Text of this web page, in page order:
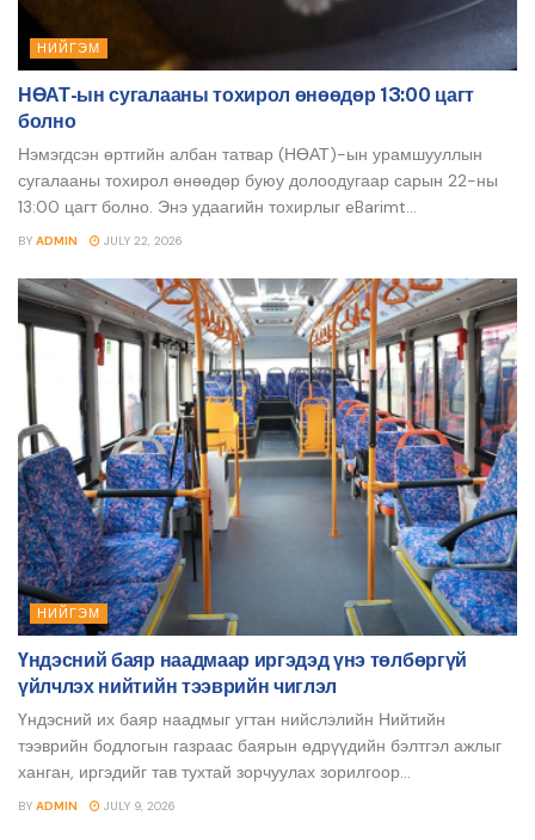
НИЙГЭМ
НӨАТ-ын сугалааны тохирол өнөөдөр 13:00 цагт
болно
Нэмэгдсэн өртгийн албан татвар (НӨАТ)-ын урамшууллын
сугалааны тохирол өнөөдөр буюу долоодугаар сарын 22-ны
13:00 цагт болно. Энэ удаагийн тохирлыг eBarimt...
BY ADMIN JULY 22, 2026
НИЙГЭМ
Үндэсний баяр наадмаар иргэдэд үнэ төлбөргүй
үйлчлэх нийтийн тээврийн чиглэл
Үндэсний их баяр наадмыг угтан нийслэлийн Нийтийн
тээврийн бодлогын газраас баярын өдрүүдийн бэлтгэл ажлыг
ханган, иргэдийг тав тухтай зорчуулах зорилгоор...
BY ADMIN JULY 9, 2026